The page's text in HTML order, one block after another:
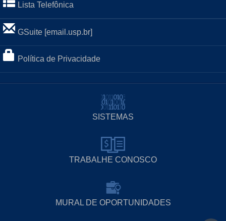
Lista Telefônica
GSuite [email.usp.br]
Política de Privacidade
SISTEMAS
TRABALHE CONOSCO
MURAL DE OPORTUNIDADES